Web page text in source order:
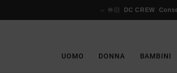
🤟🏻 DC CREW
UOMO DONNA BAMBINI